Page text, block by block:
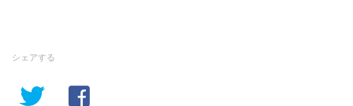
シェアする